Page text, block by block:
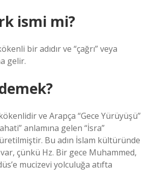
ismi mi?
bir adıdır ve “çağrı” veya
gelir.
ve Arapça “Gece Yürüyüşü”
anlamına gelen “İsra”
Bu adın İslam kültüründe
çünkü Hz. Bir gece Muhammed,
mucizevi yolculuğa atıfta